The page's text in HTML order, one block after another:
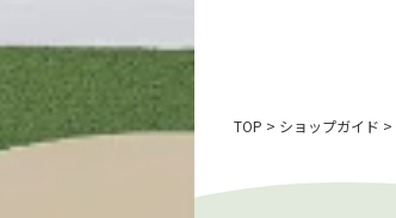
TOP ショップガイド